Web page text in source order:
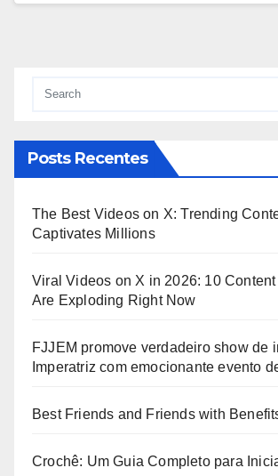
Posts Recentes
The Best Videos on X: Trending
Captivates Millions
Viral Videos on X in 2026: 10
Are Exploding Right Now
FJJEM promove verdadeiro show de
Imperatriz com emocionante evento
Best Friends and Friends with
Crochê: Um Guia Completo para